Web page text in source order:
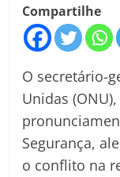
Compartilhe
O secretário-
Unidas
Segurança,
o conflito na